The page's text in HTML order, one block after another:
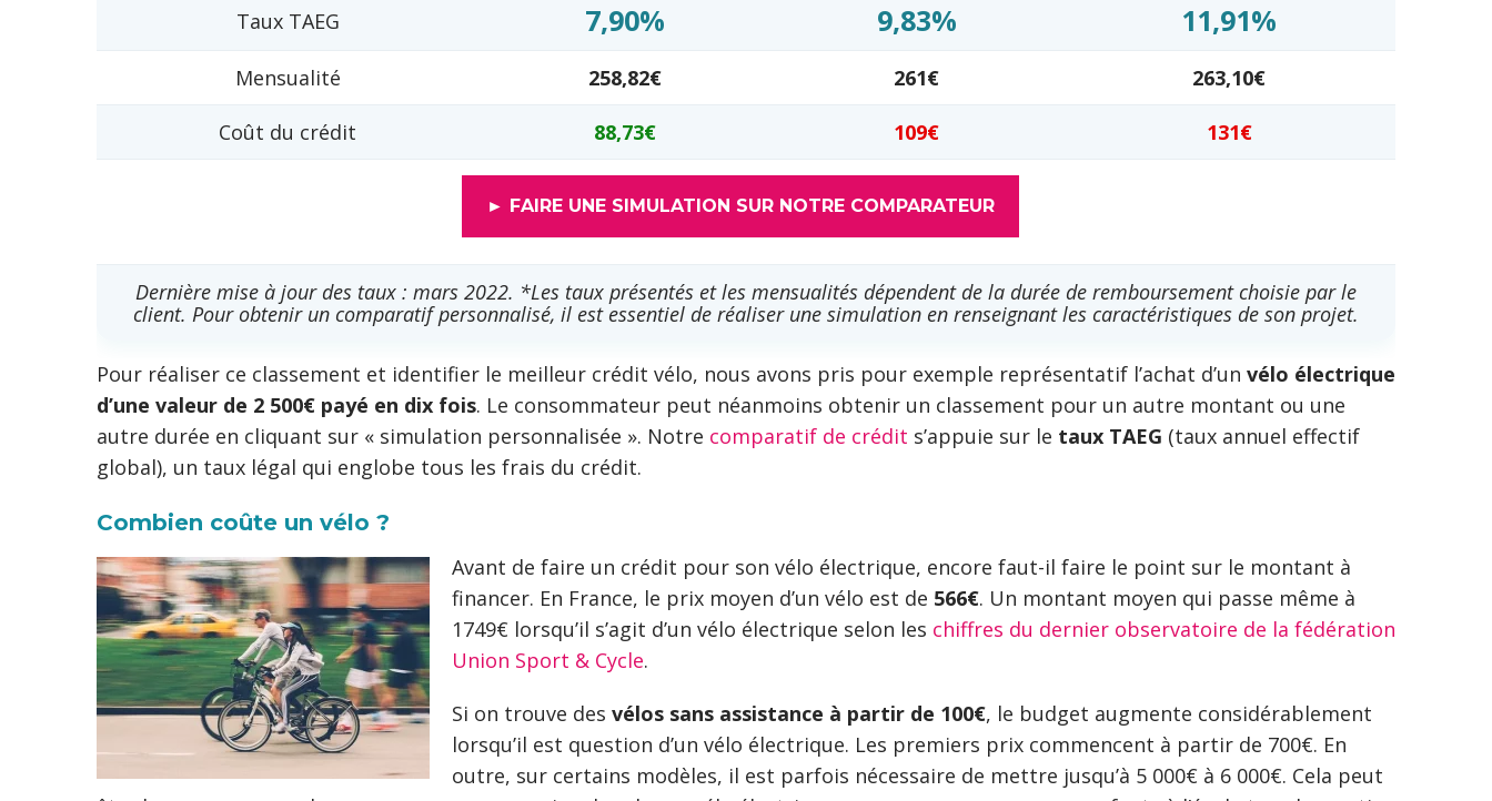
Taux TAEG 7,90% 9,83% 11,91%
Mensualité 258,82€ 261€ 263,10€
Coût du crédit 88,73€ 109€ 131€
► FAIRE UNE SIMULATION SUR NOTRE COMPARATEUR
Dernière mise à jour des taux : mars 2022. *Les taux présentés et les mensualités dépendent de la durée de remboursement choisie par le
client. Pour obtenir un comparatif personnalisé, il est essentiel de réaliser une simulation en renseignant les caractéristiques de son projet.
Pour réaliser ce classement et identifier le meilleur crédit vélo, nous avons pris pour exemple représentatif l’achat d’un vélo électrique
d’une valeur de 2 500€ payé en dix fois. Le consommateur peut néanmoins obtenir un classement pour un autre montant ou une
autre durée en cliquant sur « simulation personnalisée ». Notre comparatif de crédit s’appuie sur le taux TAEG (taux annuel effectif
global), un taux légal qui englobe tous les frais du crédit.
Combien coûte un vélo ?
Avant de faire un crédit pour son vélo électrique, encore faut-il faire le point sur le montant à
financer. En France, le prix moyen d’un vélo est de 566€. Un montant moyen qui passe même à
1749€ lorsqu’il s’agit d’un vélo électrique selon les chiffres du dernier observatoire de la fédération
Union Sport & Cycle.
Si on trouve des vélos sans assistance à partir de 100€, le budget augmente considérablement
lorsqu’il est question d’un vélo électrique. Les premiers prix commencent à partir de 700€. En
outre, sur certains modèles, il est parfois nécessaire de mettre jusqu’à 5 000€ à 6 000€. Cela peut